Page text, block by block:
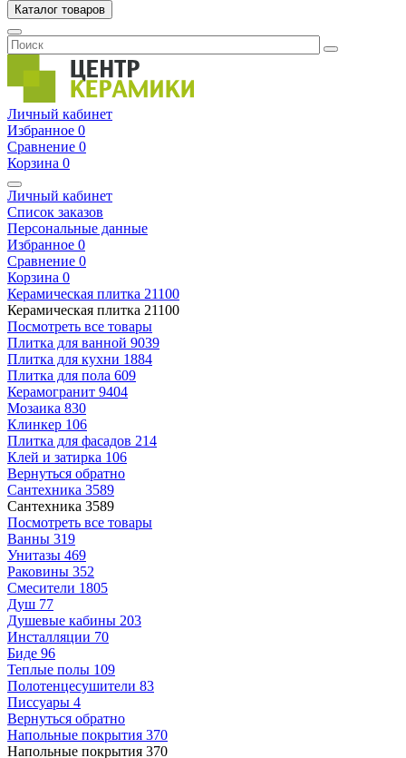
Каталог товаров
Личный кабинет
Избранное 0
Сравнение 0
Корзина 0
Личный кабинет
Список заказов
Персональные данные
Избранное 0
Сравнение 0
Корзина 0
Керамическая плитка 21100
Керамическая плитка 21100
Посмотреть все товары
Плитка для ванной 9039
Плитка для кухни 1884
Плитка для пола 609
Керамогранит 9404
Мозаика 830
Клинкер 106
Плитка для фасадов 214
Клей и затирка 106
Вернуться обратно
Сантехника 3589
Сантехника 3589
Посмотреть все товары
Ванны 319
Унитазы 469
Раковины 352
Смесители 1805
Душ 77
Душевые кабины 203
Инсталляции 70
Биде 96
Теплые полы 109
Полотенцесушители 83
Писсуары 4
Вернуться обратно
Напольные покрытия 370
Напольные покрытия 370